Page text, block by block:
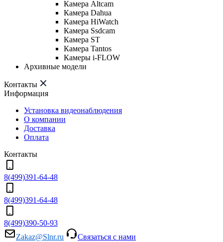
Камера Altcam
Камера Dahua
Камера HiWatch
Камера Ssdcam
Камера ST
Камера Tantos
Камеры i-FLOW
Архивные модели
Контакты
Информация
Установка видеонаблюдения
О компании
Доставка
Оплата
Контакты
8(499)391-64-48
8(499)391-64-48
8(499)390-50-93
Zakaz@Slnr.ru
Связаться с нами